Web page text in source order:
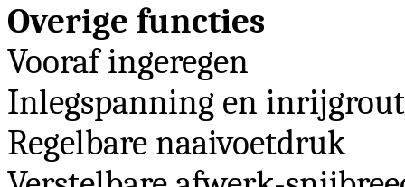
Overige functies
Vooraf ingeregen
Inlegspanning en
Regelbare naaivoetdruk